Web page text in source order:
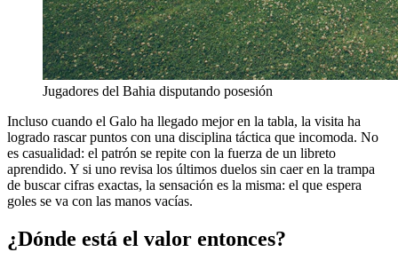
Jugadores del Bahia disputando posesión
Incluso cuando el Galo ha llegado mejor en la tabla, la visita ha
logrado rascar puntos con una disciplina táctica que incomoda. No
es casualidad: el patrón se repite con la fuerza de un libreto
aprendido. Y si uno revisa los últimos duelos sin caer en la trampa
de buscar cifras exactas, la sensación es la misma: el que espera
goles se va con las manos vacías.
¿Dónde está el valor entonces?